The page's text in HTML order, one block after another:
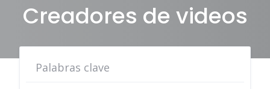
Creadores de videos